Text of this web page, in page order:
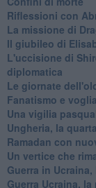
Riflessioni con
La missione di
Il giubileo di
L'uccisione di
diplomatica
Le giornate
Fanatismo e
Una vigilia
Ungheria, la
Ramadan con
Un vertice che
Guerra in
Guerra Ucraina,